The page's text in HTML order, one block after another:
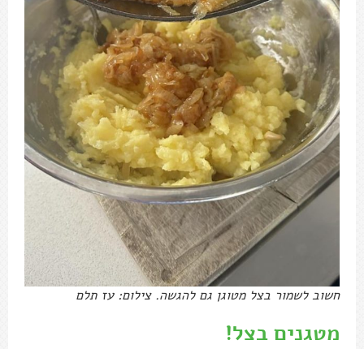
חשוב לשמור בצל מטוגן גם להגשה. צילום: עז תלם
מטגנים בצל!